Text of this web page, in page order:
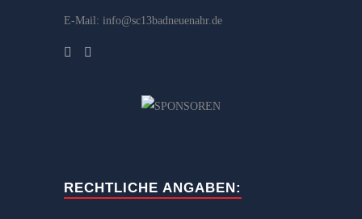
E-Mail: info@sc13badneuenahr.de
RECHTLICHE ANGABEN: